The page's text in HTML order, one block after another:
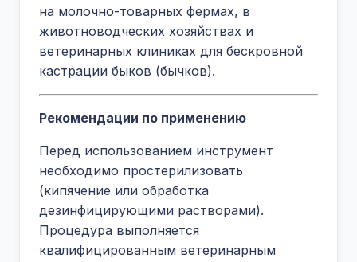
на молочно-товарных фермах, в
животноводческих хозяйствах и
ветеринарных клиниках для бескровной
кастрации быков (бычков).
Рекомендации по применению
Перед использованием инструмент
необходимо простерилизовать
(кипячение или обработка
дезинфицирующими растворами).
Процедура выполняется
квалифицированным ветеринарным